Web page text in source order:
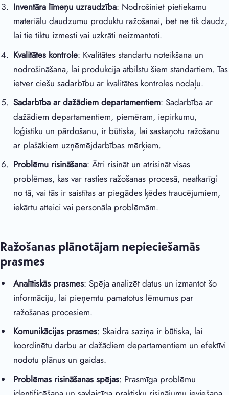
Inventāra līmeņu uzraudzība: Nodrošiniet pietiekamu
materiālu daudzumu produktu ražošanai, bet ne tik daudz,
lai tie tiktu izmesti vai uzkrāti neizmantoti.
Kvalitātes kontrole: Kvalitātes standartu noteikšana un
nodrošināšana, lai produkcija atbilstu šiem standartiem. Tas
ietver ciešu sadarbību ar kvalitātes kontroles nodaļu.
Sadarbība ar dažādiem departamentiem: Sadarbība ar
dažādiem departamentiem, piemēram, iepirkumu,
loģistiku un pārdošanu, ir būtiska, lai saskaņotu ražošanu
ar plašākiem uzņēmējdarbības mērķiem.
Problēmu risināšana: Ātri risināt un atrisināt visas
problēmas, kas var rasties ražošanas procesā, neatkarīgi
no tā, vai tās ir saistītas ar piegādes ķēdes traucējumiem,
iekārtu atteici vai personāla problēmām.
Ražošanas plānotājam nepieciešamās
prasmes
Analītiskās prasmes: Spēja analizēt datus un izmantot šo
informāciju, lai pieņemtu pamatotus lēmumus par
ražošanas procesiem.
Komunikācijas prasmes: Skaidra saziņa ir būtiska, lai
koordinētu darbu ar dažādiem departamentiem un efektīvi
nodotu plānus un gaidas.
Problēmas risināšanas spējas: Prasmīga problēmu